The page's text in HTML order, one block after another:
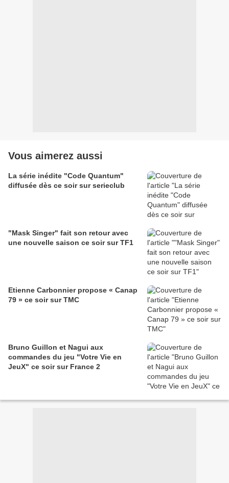
Vous aimerez aussi
La série inédite "Code Quantum"
diffusée dès ce soir sur serieclub
"Mask Singer" fait son retour avec
une nouvelle saison ce soir sur TF1
Etienne Carbonnier propose « Canap
79 » ce soir sur TMC
Bruno Guillon et Nagui aux
commandes du jeu "Votre Vie en
JeuX" ce soir sur France 2